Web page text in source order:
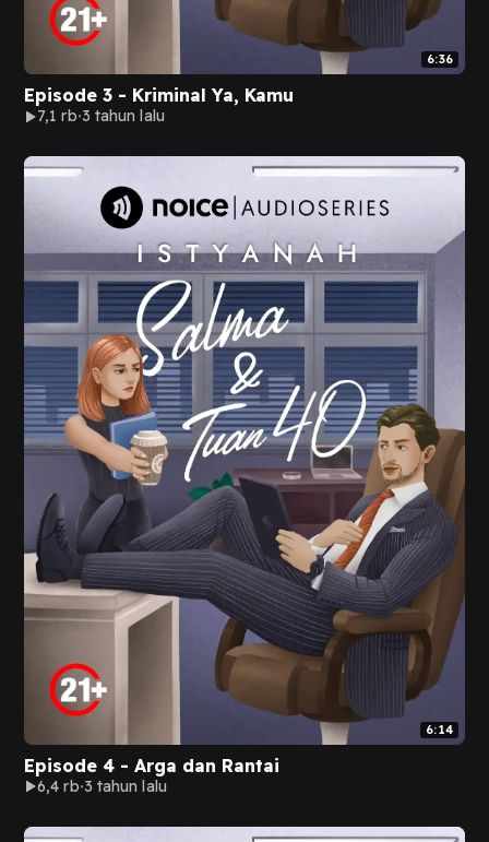
6:36
Episode 3 - Kriminal Ya, Kamu
7,1 rb 3 tahun lalu
6:14
Episode 4 - Arga dan Rantai
6,4 rb 3 tahun lalu